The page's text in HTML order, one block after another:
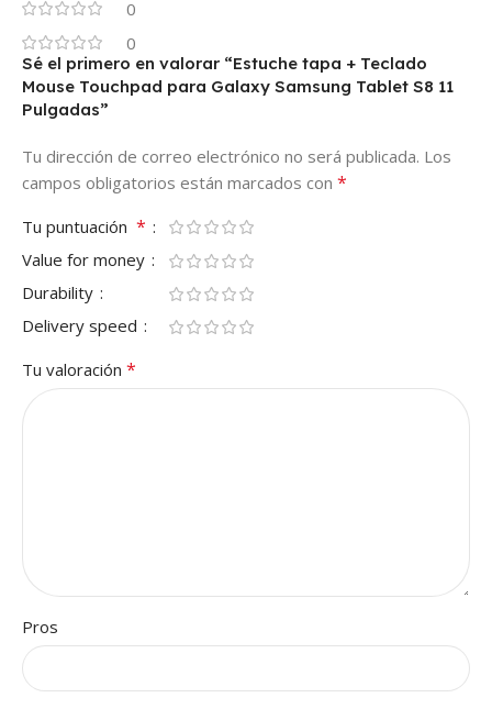
0
0
Sé el primero en valorar “Estuche tapa + Teclado
Mouse Touchpad para Galaxy Samsung Tablet S8 11
Pulgadas”
Tu dirección de correo electrónico no será publicada. Los
campos obligatorios están marcados con *
Tu puntuación *
Value for money
Durability
Delivery speed
Tu valoración *
Pros